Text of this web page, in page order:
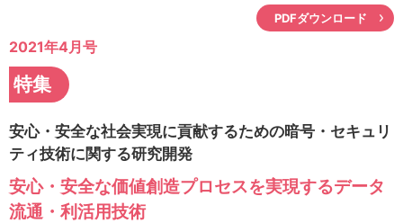
イベントカレンダー
PDFダウンロード
2021年4月号
特集
安心・安全な社会実現に貢献するための暗号・セキュリ
ティ技術に関する研究開発
安心・安全な価値創造プロセスを実現するデータ
流通・利活用技術